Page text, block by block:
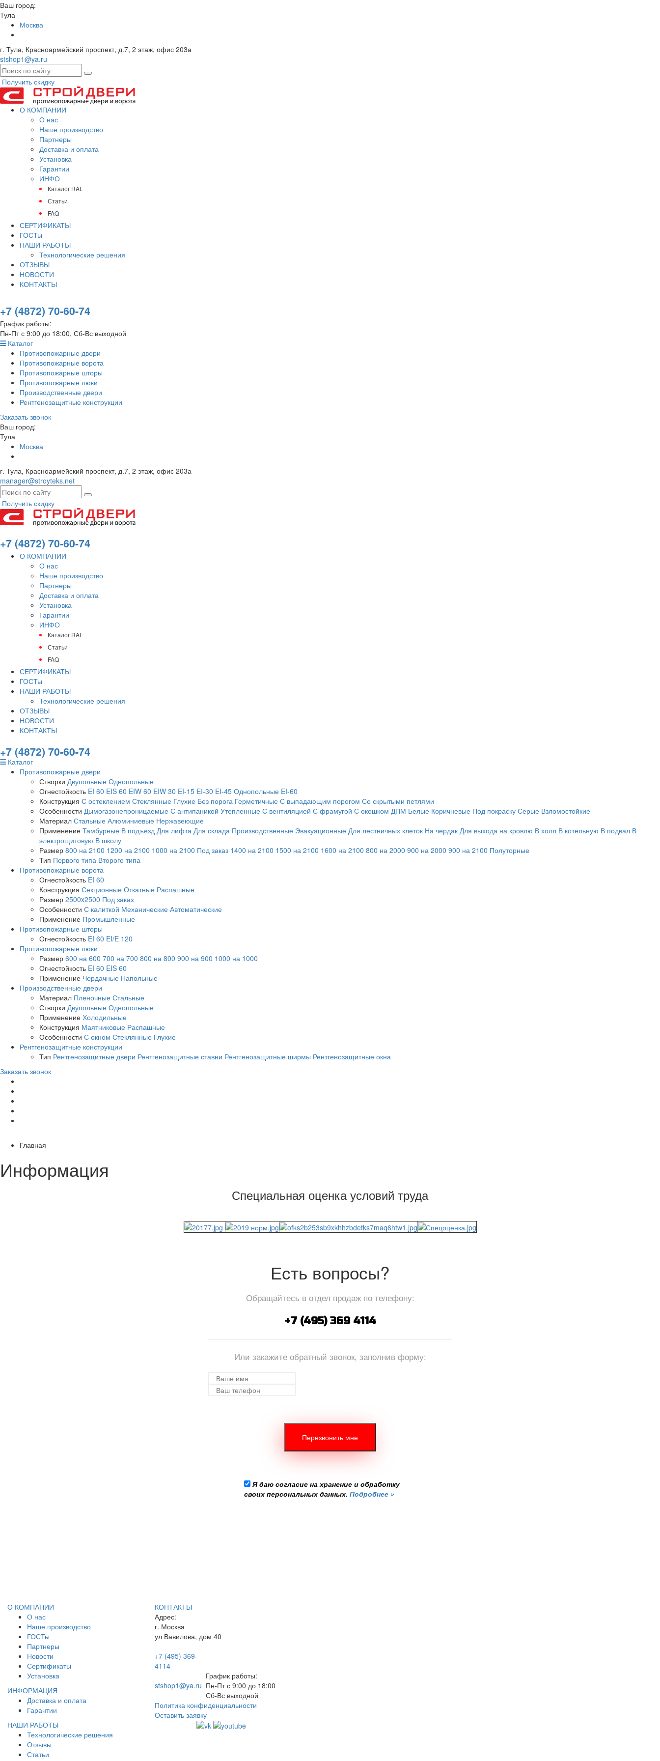
Ваш город:
Тула
Москва
г. Тула, Красноармейский проспект, д.7, 2 этаж, офис 203а
stshop1@ya.ru
Получить скидку
О КОМПАНИИ
О нас
Наше производство
Партнеры
Доставка и оплата
Установка
Гарантии
ИНФО
Каталог RAL
Статьи
FAQ
СЕРТИФИКАТЫ
ГОСТы
НАШИ РАБОТЫ
Технологические решения
ОТЗЫВЫ
НОВОСТИ
КОНТАКТЫ
+7 (4872) 70-60-74
График работы:
Пн-Пт с 9:00 до 18:00, Сб-Вс выходной
Каталог
Противопожарные двери
Противопожарные ворота
Противопожарные шторы
Противопожарные люки
Производственные двери
Рентгенозащитные конструкции
Заказать звонок
Ваш город:
Тула
Москва
г. Тула, Красноармейский проспект, д.7, 2 этаж, офис 203а
manager@stroyteks.net
Получить скидку
+7 (4872) 70-60-74
О КОМПАНИИ
О нас
Наше производство
Партнеры
Доставка и оплата
Установка
Гарантии
ИНФО
Каталог RAL
Статьи
FAQ
СЕРТИФИКАТЫ
ГОСТы
НАШИ РАБОТЫ
Технологические решения
ОТЗЫВЫ
НОВОСТИ
КОНТАКТЫ
+7 (4872) 70-60-74
Каталог
Противопожарные двери
Створки Двупольные Однопольные
Огнестойкость EI 60 EIS 60 EIW 60 EIW 30 EI-15 EI-30 EI-45 Однопольные EI-60
Конструкция С остеклением Стеклянные Глухие Без порога Герметичные С выпадающим порогом Со скрытыми петлями
Особенности Дымогазонепроницаемые С антипаникой Утепленные С вентиляцией С фрамугой С окошком ДПМ Белые Коричневые Под покраску Серые Взломостойкие
Материал Стальные Алюминиевые Нержавеющие
Применение Тамбурные В подъезд Для лифта Для склада Производственные Эвакуационные Для лестничных клеток На чердак Для выхода на кровлю В холл В котельную В подвал В
электрощитовую В школу
Размер 800 на 2100 1200 на 2100 1000 на 2100 Под заказ 1400 на 2100 1500 на 2100 1600 на 2100 800 на 2000 900 на 2000 900 на 2100 Полуторные
Тип Первого типа Второго типа
Противопожарные ворота
Огнестойкость EI 60
Конструкция Секционные Откатные Распашные
Размер 2500x2500 Под заказ
Особенности С калиткой Механические Автоматические
Применение Промышленные
Противопожарные шторы
Огнестойкость EI 60 EI/E 120
Противопожарные люки
Размер 600 на 600 700 на 700 800 на 800 900 на 900 1000 на 1000
Огнестойкость EI 60 EIS 60
Применение Чердачные Напольные
Производственные двери
Материал Пленочные Стальные
Створки Двупольные Однопольные
Применение Холодильные
Конструкция Маятниковые Распашные
Особенности С окном Стеклянные Глухие
Рентгенозащитные конструкции
Тип Рентгенозащитные двери Рентгенозащитные ставни Рентгенозащитные ширмы Рентгенозащитные окна
Заказать звонок
Главная
Информация
Специальная оценка условий труда
Есть вопросы?
Обращайтесь в отдел продаж по телефону:
+7 (495) 369 4114
Или закажите обратный звонок, заполнив форму:
Я даю согласие на хранение и обработку
своих персональных данных. Подробнее »
О КОМПАНИИ
О нас
Наше производство
ГОСТы
Партнеры
Новости
Сертификаты
Установка
ИНФОРМАЦИЯ
Доставка и оплата
Гарантии
НАШИ РАБОТЫ
Технологические решения
Отзывы
Статьи
КОНТАКТЫ
Адрес:
г. Москва
ул Вавилова, дом 40
+7 (495) 369-
4114
stshop1@ya.ru
График работы:
Пн-Пт с 9:00 до 18:00
Сб-Вс выходной
Политика конфиденциальности
Оставить заявку